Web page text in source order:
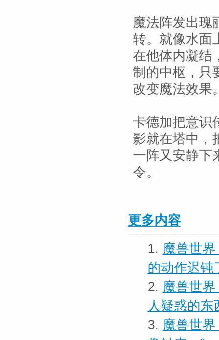
魔法阵发出瑰
转。就像水面
在他体内凝结
制的中枢，只
改变魔法效果
卡德加把意识
影就在塔中，
一阵又安静下
令。
更多内容
1. 魔兽世
的动作迟钝
2. 魔兽世
人疑惑的东
3. 魔兽世界